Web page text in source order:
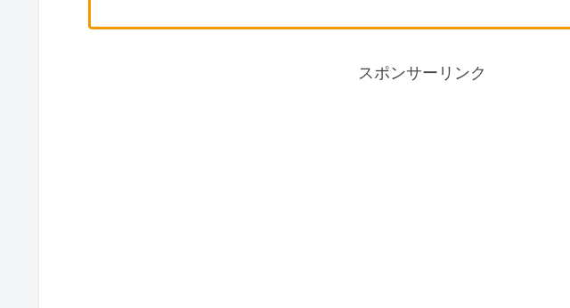
スポンサーリンク